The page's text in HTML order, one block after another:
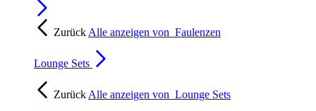
Zurück Alle anzeigen von Faulenzen
Lounge Sets
Zurück Alle anzeigen von Lounge Sets